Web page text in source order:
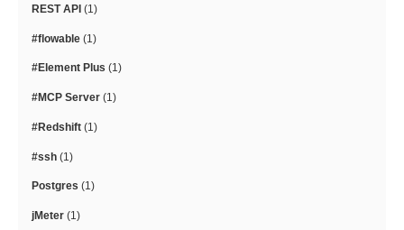
REST API (1)
#flowable (1)
#Element Plus (1)
#MCP Server (1)
#Redshift (1)
#ssh (1)
Postgres (1)
jMeter (1)